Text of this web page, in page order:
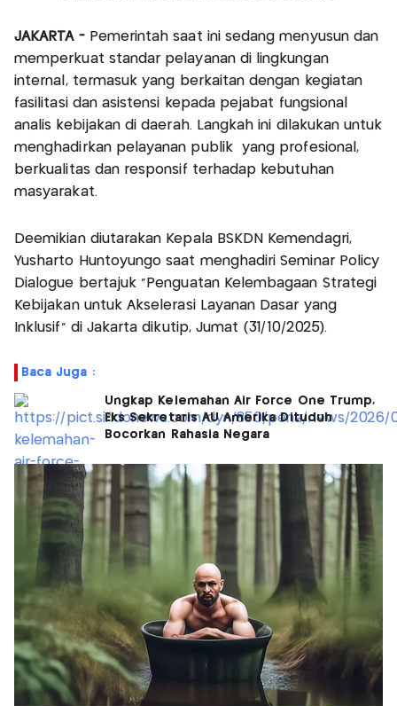
JAKARTA - Pemerintah saat ini sedang menyusun dan
memperkuat standar pelayanan di lingkungan
internal, termasuk yang berkaitan dengan kegiatan
fasilitasi dan asistensi kepada pejabat fungsional
analis kebijakan di daerah. Langkah ini dilakukan untuk
menghadirkan pelayanan publik yang profesional,
berkualitas dan responsif terhadap kebutuhan
masyarakat.
Deemikian diutarakan Kepala BSKDN Kemendagri,
Yusharto Huntoyungo saat menghadiri Seminar Policy
Dialogue bertajuk "Penguatan Kelembagaan Strategi
Kebijakan untuk Akselerasi Layanan Dasar yang
Inklusif" di Jakarta dikutip, Jumat (31/10/2025).
Baca Juga :
Ungkap Kelemahan Air Force One Trump,
Eks Sekretaris AU Amerika Dituduh
Bocorkan Rahasia Negara